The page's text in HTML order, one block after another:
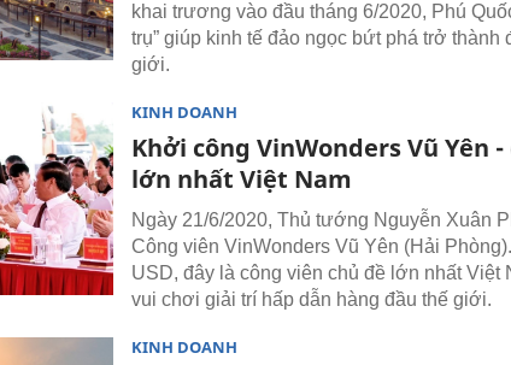
khai trương vào đầu tháng 6/2020, Phú
trụ” giúp kinh tế đảo ngọc bứt phá trở thành
giới.
KINH DOANH
Khởi công VinWonders Vũ Yên
lớn nhất Việt Nam
Ngày 21/6/2020, Thủ tướng Nguyễn Xuân
Công viên VinWonders Vũ Yên (Hải
USD, đây là công viên chủ đề lớn nhất Việt
vui chơi giải trí hấp dẫn hàng đầu thế giới.
KINH DOANH